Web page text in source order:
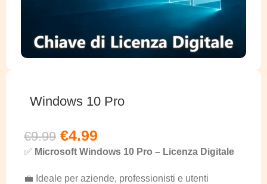
Windows 10 Pro
€9.99 €4.99
✅ Microsoft Windows 10 Pro – Licenza Digitale
💼 Ideale per aziende, professionisti e utenti